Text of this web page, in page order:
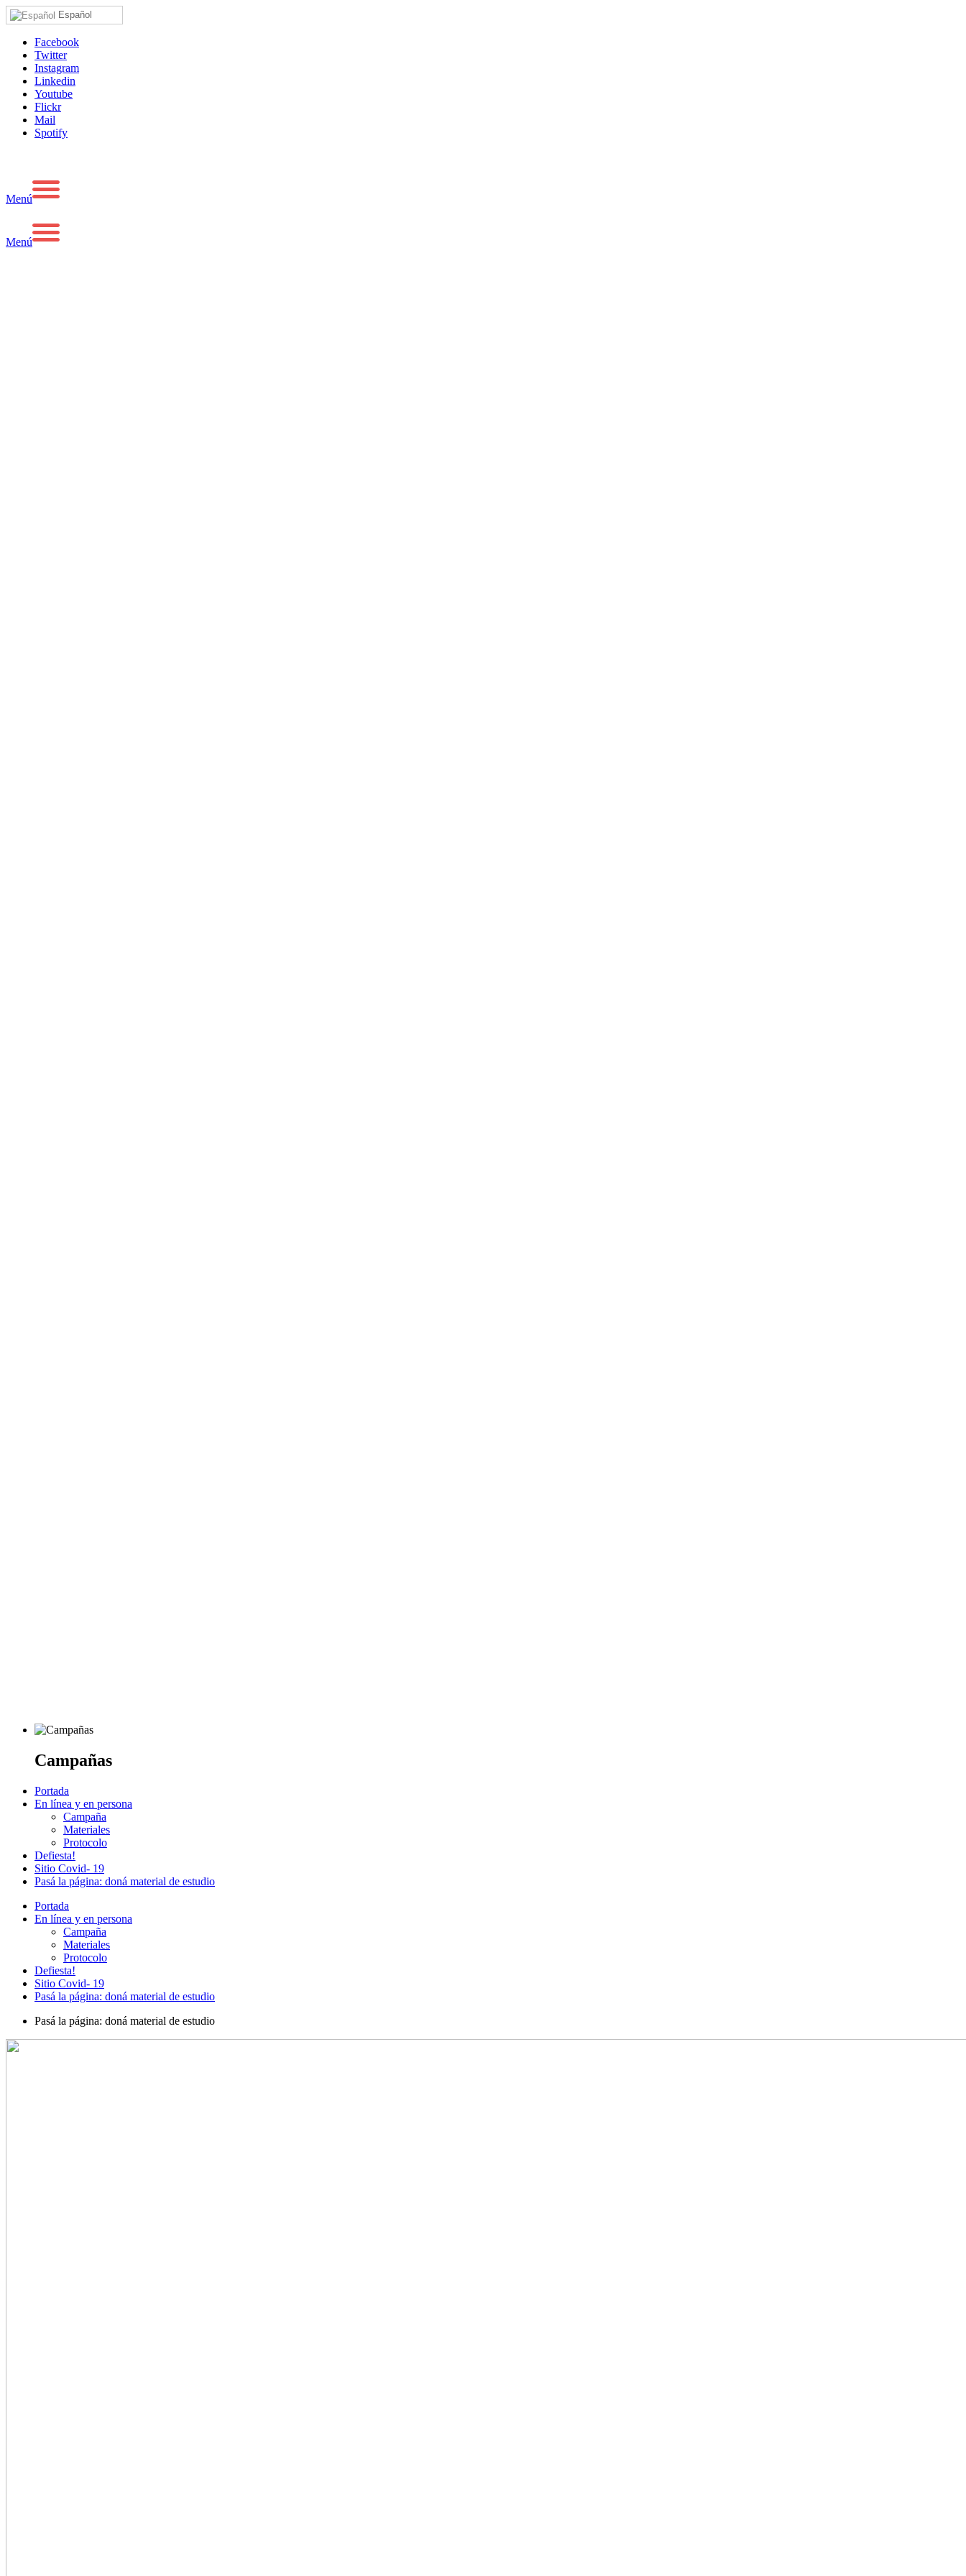
Español
Facebook
Twitter
Instagram
Linkedin
Youtube
Flickr
Mail
Spotify
Menú
Menú
Campañas
Portada
En línea y en persona
Campaña
Materiales
Protocolo
Defiesta!
Sitio Covid- 19
Pasá la página: doná material de estudio
Portada
En línea y en persona
Campaña
Materiales
Protocolo
Defiesta!
Sitio Covid- 19
Pasá la página: doná material de estudio
Pasá la página: doná material de estudio